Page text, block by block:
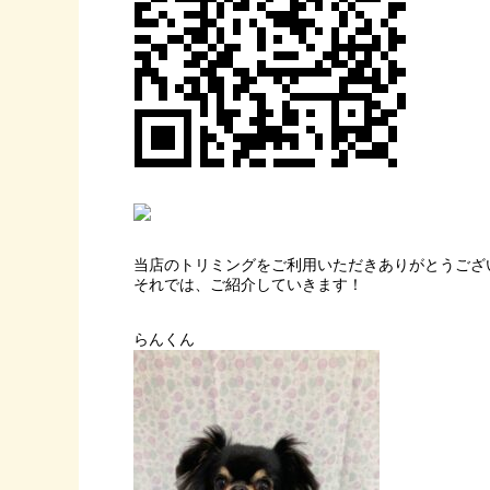
当店のトリミングをご利用いただきありがとうござ
それでは、ご紹介していきます！
らんくん